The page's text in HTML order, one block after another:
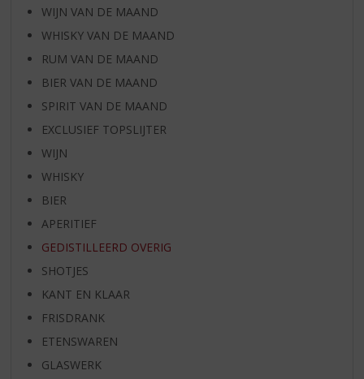
WIJN VAN DE MAAND
WHISKY VAN DE MAAND
RUM VAN DE MAAND
BIER VAN DE MAAND
SPIRIT VAN DE MAAND
EXCLUSIEF TOPSLIJTER
WIJN
WHISKY
BIER
APERITIEF
GEDISTILLEERD OVERIG
SHOTJES
KANT EN KLAAR
FRISDRANK
ETENSWAREN
GLASWERK